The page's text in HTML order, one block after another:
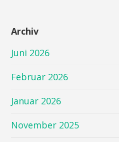
Archiv
Juni 2026
Februar 2026
Januar 2026
November 2025